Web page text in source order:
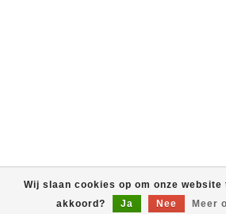
Wij slaan cookies op om onze
akkoord?
Ja Nee Meer